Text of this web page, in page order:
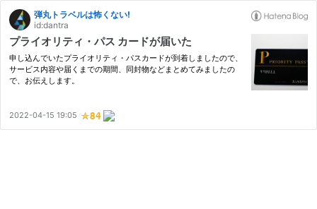
弾丸トラベルは怖くない!
id:dantra
プライオリティ・パス カードが届いた
申し込んでいたプライオリティ・パスカードが到着しましたので、
サービス内容や届くまでの期間、同封物などまとめてみましたの
で、お伝えします。
2022-04-15 19:05